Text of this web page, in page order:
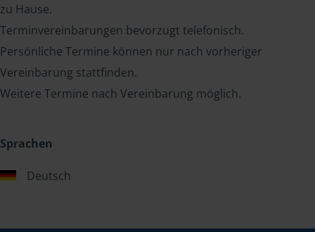
zu Hause.
Terminvereinbarungen bevorzugt telefonisch.
Persönliche Termine können nur nach vorheriger
Vereinbarung stattfinden.
Weitere Termine nach Vereinbarung möglich.
Sprachen
Deutsch